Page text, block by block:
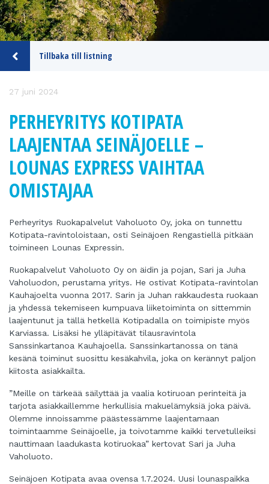
Tillbaka till listning
27 juni 2024
PERHEYRITYS KOTIPATA
LAAJENTAA SEINÄJOELLE –
LOUNAS EXPRESS VAIHTAA
OMISTAJAA
Perheyritys Ruokapalvelut Vaholuoto Oy, joka on tunnettu
Kotipata-ravintoloistaan, osti Seinäjoen Rengastiellä pitkään
toimineen Lounas Expressin.
Ruokapalvelut Vaholuoto Oy on äidin ja pojan, Sari ja Juha
Vaholuodon, perustama yritys. He ostivat Kotipata-ravintolan
Kauhajoelta vuonna 2017. Sarin ja Juhan rakkaudesta ruokaan
ja yhdessä tekemiseen kumpuava liiketoiminta on sittemmin
laajentunut ja tällä hetkellä Kotipadalla on toimipiste myös
Karviassa. Lisäksi he ylläpitävät tilausravintola
Sanssinkartanoa Kauhajoella. Sanssinkartanossa on tänä
kesänä toiminut suosittu kesäkahvila, joka on kerännyt paljon
kiitosta asiakkailta.
”Meille on tärkeää säilyttää ja vaalia kotiruoan perinteitä ja
tarjota asiakkaillemme herkullisia makuelämyksiä joka päivä.
Olemme innoissamme päästessämme laajentamaan
toimintaamme Seinäjoelle, ja toivotamme kaikki tervetulleiksi
nauttimaan laadukasta kotiruokaa” kertovat Sari ja Juha
Vaholuoto.
Seinäjoen Kotipata avaa ovensa 1.7.2024. Uusi lounaspaikka